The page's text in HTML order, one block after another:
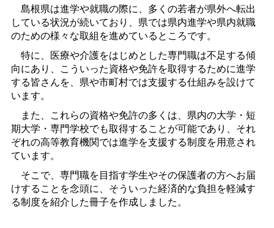
島根県は進学や就職の際に、多くの若者が県外へ転出
している状況が続いており、県では県内進学や県内就職
のための様々な取組を進めているところです。
特に、医療や介護をはじめとした専門職は不足する傾
向にあり、こういった資格や免許を取得するために進学
する皆さんを、県や市町村では支援する仕組みを設けて
います。
また、これらの資格や免許の多くは、県内の大学・短
期大学・専門学校でも取得することが可能であり、それ
ぞれの高等教育機関では進学を支援する制度を用意され
ています。
そこで、専門職を目指す学生やその保護者の方へお届
けすることを念頭に、そういった経済的な負担を軽減す
る制度を紹介した冊子を作成しました。